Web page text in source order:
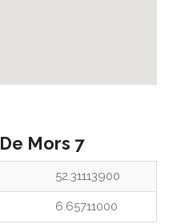
De Mors 7
52.31113900
6.65711000